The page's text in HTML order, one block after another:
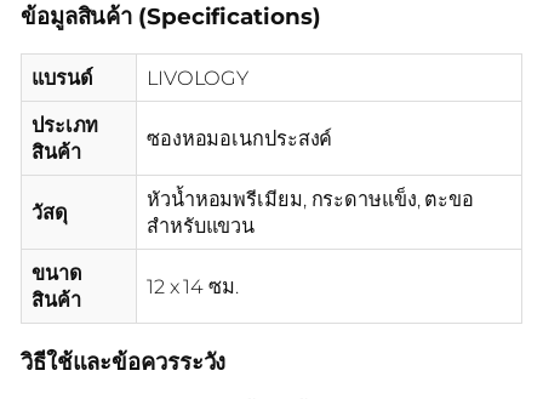
ข้อมูลสินค้า (Specifications)
แบรนด์
LIVOLOGY
ประเภท
สินค้า
ซองหอมอเนกประสงค์
วัสดุ
หัวน้ำหอมพรีเมียม, กระดาษแข็ง, ตะขอ
สำหรับแขวน
ขนาด
สินค้า
12 x 14 ซม.
วิธีใช้และข้อควรระวัง